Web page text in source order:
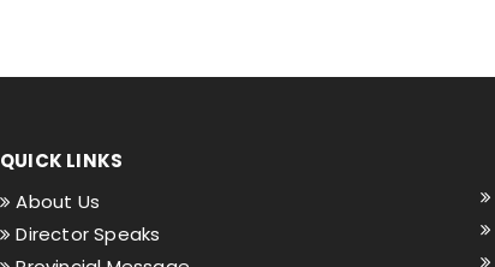
QUICK LINKS
About Us
Director Speaks